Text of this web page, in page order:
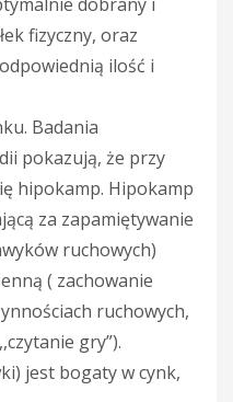
fizyczny, oraz
ilość i
Badania
pokazują, że przy
hipokamp. Hipokamp
za zapamiętywanie
ruchowych)
( zachowanie
ruchowych,
gry”).
jest bogaty w cynk,